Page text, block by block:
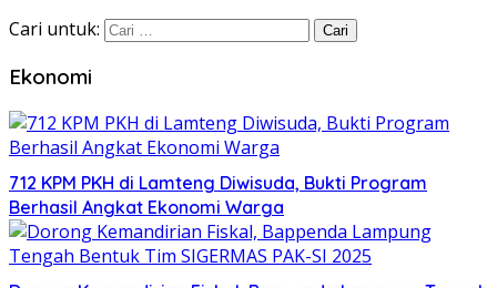
Cari untuk:
Ekonomi
712 KPM PKH di Lamteng Diwisuda, Bukti Program
Berhasil Angkat Ekonomi Warga